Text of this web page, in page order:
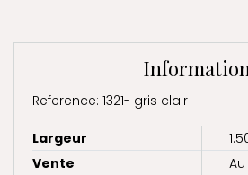
Reference: 1321- gris clair
Largeur
Vente